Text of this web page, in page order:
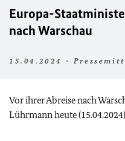
Europa-
nach Warschau
15.04.2024 -
Vor ihrer Abreise nach
Lührmann heute